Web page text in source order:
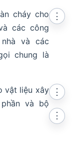
cháy cho
các công
và các
chung là
⋮
vật liệu xây
và bộ
⋮
⋮